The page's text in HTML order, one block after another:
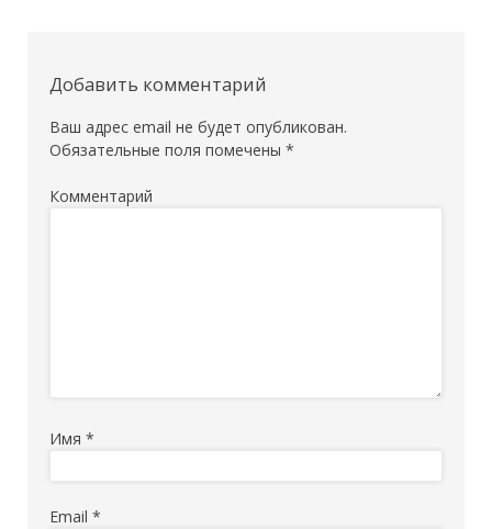
Добавить комментарий
Ваш адрес email не будет опубликован.
Обязательные поля помечены *
Комментарий
Имя *
Email *